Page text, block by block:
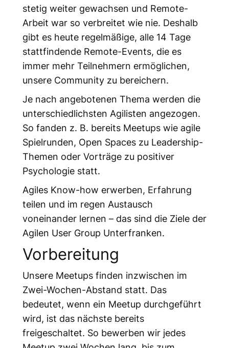
stetig weiter gewachsen und Remote-
Arbeit war so verbreitet wie nie. Deshalb
gibt es heute regelmäßige, alle 14 Tage
stattfindende Remote-Events, die es
immer mehr Teilnehmern ermöglichen,
unsere Community zu bereichern.
Je nach angebotenen Thema werden die
unterschiedlichsten Agilisten angezogen.
So fanden z. B. bereits Meetups wie agile
Spielrunden, Open Spaces zu Leadership-
Themen oder Vorträge zu positiver
Psychologie statt.
Agiles Know-how erwerben, Erfahrung
teilen und im regen Austausch
voneinander lernen – das sind die Ziele der
Agilen User Group Unterfranken.
Vorbereitung
Unsere Meetups finden inzwischen im
Zwei-Wochen-Abstand statt. Das
bedeutet, wenn ein Meetup durchgeführt
wird, ist das nächste bereits
freigeschaltet. So bewerben wir jedes